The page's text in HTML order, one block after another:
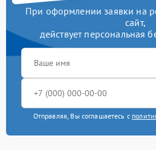
При оформлении заявки на
сайт,
действует персональная
Отправляя, Вы соглашаетесь с